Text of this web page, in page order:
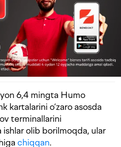
6,4 mingta Humo
kartalarini o‘zaro asosda
terminallarini
ishlar olib borilmoqda, ular
chiqqan.